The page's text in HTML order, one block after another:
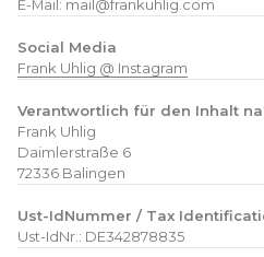
E-Mail: mail@frankuhlig.com
Social Media
Frank Uhlig @ Instagram
Verantwortlich für den Inhalt
Frank Uhlig
Daimlerstraße 6
72336 Balingen
Ust-IdNummer / Tax
Ust-IdNr.: DE342878835